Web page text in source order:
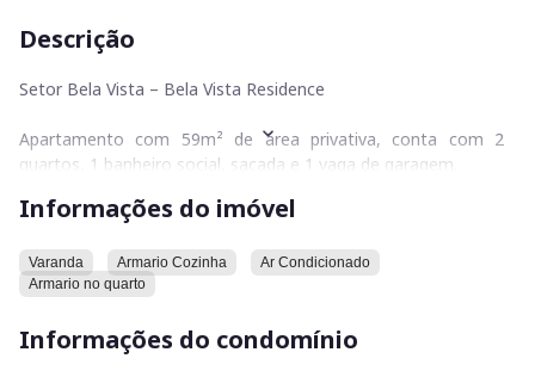
Descrição
Setor Bela Vista – Bela Vista Residence
Apartamento com 59m² de área privativa, conta com 2
quartos, 1 banheiro social, sacada e 1 vaga de garagem.
planejados, ar-condicionado e ambientes bem distribuídos,
proporcionando conforto, praticidade e excelente
ambiente, trazendo mais ventilação e luminosidade natural.
Informações do imóvel
Varanda Armario Cozinha
Ar Condicionado
Armario no quarto
Informações do condomínio